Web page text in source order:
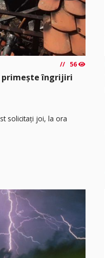
56
primește îngrijiri
solicitați joi, la ora